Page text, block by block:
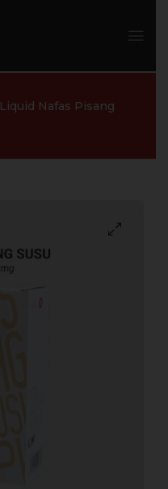
Liquid Nafas Pisang